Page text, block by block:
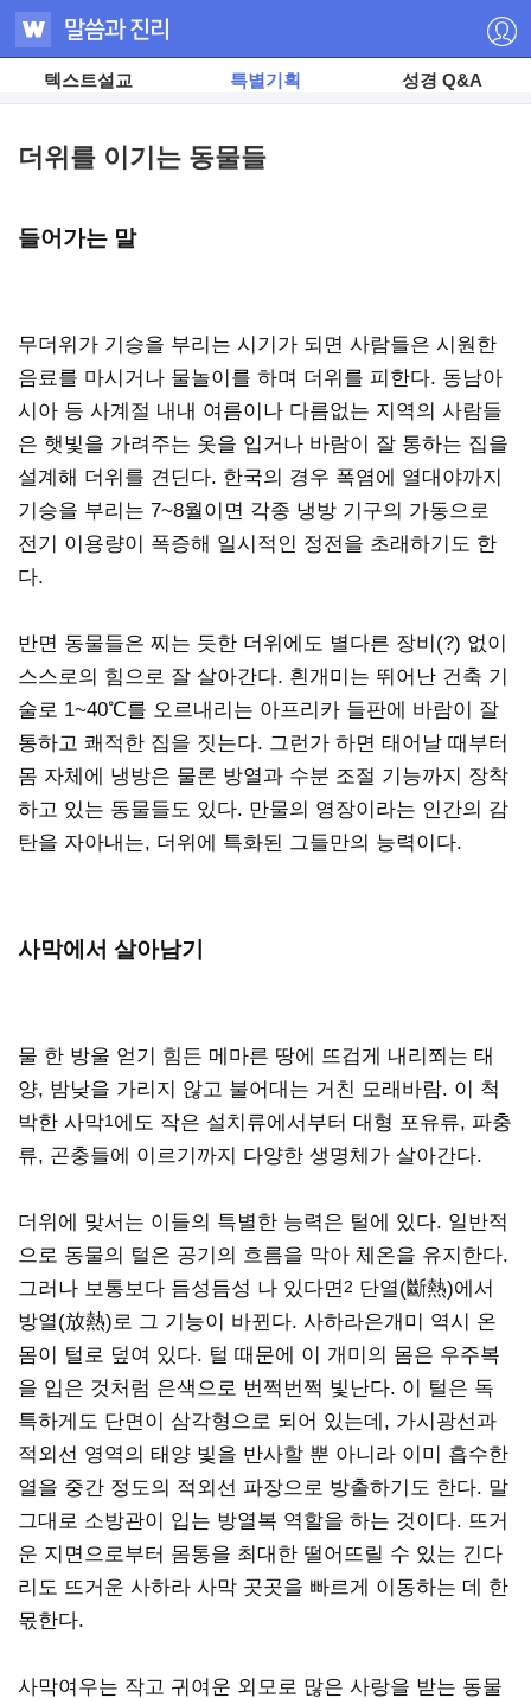
텍스트설교 특별기획 성경 Q&A
더위를 이기는 동물들
들어가는 말
무더위가 기승을 부리는 시기가 되면 사람들은 시원한
음료를 마시거나 물놀이를 하며 더위를 피한다. 동남아
시아 등 사계절 내내 여름이나 다름없는 지역의 사람들
은 햇빛을 가려주는 옷을 입거나 바람이 잘 통하는 집을
설계해 더위를 견딘다. 한국의 경우 폭염에 열대야까지
기승을 부리는 7~8월이면 각종 냉방 기구의 가동으로
전기 이용량이 폭증해 일시적인 정전을 초래하기도 한
다.
반면 동물들은 찌는 듯한 더위에도 별다른 장비(?) 없이
스스로의 힘으로 잘 살아간다. 흰개미는 뛰어난 건축 기
술로 1~40℃를 오르내리는 아프리카 들판에 바람이 잘
통하고 쾌적한 집을 짓는다. 그런가 하면 태어날 때부터
몸 자체에 냉방은 물론 방열과 수분 조절 기능까지 장착
하고 있는 동물들도 있다. 만물의 영장이라는 인간의 감
탄을 자아내는, 더위에 특화된 그들만의 능력이다.
사막에서 살아남기
물 한 방울 얻기 힘든 메마른 땅에 뜨겁게 내리쬐는 태
양, 밤낮을 가리지 않고 불어대는 거친 모래바람. 이 척
박한 사막1 에도 작은 설치류에서부터 대형 포유류, 파충
류, 곤충들에 이르기까지 다양한 생명체가 살아간다.
더위에 맞서는 이들의 특별한 능력은 털에 있다. 일반적
으로 동물의 털은 공기의 흐름을 막아 체온을 유지한다.
그러나 보통보다 듬성듬성 나 있다면2 단열(斷熱)에서
방열(放熱)로 그 기능이 바뀐다. 사하라은개미 역시 온
몸이 털로 덮여 있다. 털 때문에 이 개미의 몸은 우주복
을 입은 것처럼 은색으로 번쩍번쩍 빛난다. 이 털은 독
특하게도 단면이 삼각형으로 되어 있는데, 가시광선과
적외선 영역의 태양 빛을 반사할 뿐 아니라 이미 흡수한
열을 중간 정도의 적외선 파장으로 방출하기도 한다. 말
그대로 소방관이 입는 방열복 역할을 하는 것이다. 뜨거
운 지면으로부터 몸통을 최대한 떨어뜨릴 수 있는 긴다
리도 뜨거운 사하라 사막 곳곳을 빠르게 이동하는 데 한
몫한다.
사막여우는 작고 귀여운 외모로 많은 사랑을 받는 동물